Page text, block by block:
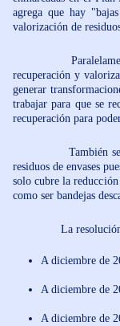
agrega que hay
valorización de
Paralelamente se
recuperación y
generar
trabajar para que se
recuperación para
También señala
residuos de envases
solo cubre la
como ser bandejas
La resolución de
A diciembre de
A diciembre de
A diciembre de